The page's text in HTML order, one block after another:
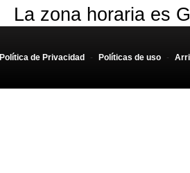
La zona horaria es
Política de Privacidad - Políticas de uso -